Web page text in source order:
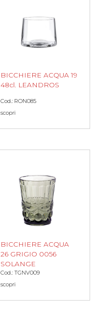
BICCHIERE ACQUA 19
48cl. LEANDROS
Cod.: RON085
scopri
BICCHIERE ACQUA
26 GRIGIO 0056
SOLANGE
Cod.: TGNV009
scopri